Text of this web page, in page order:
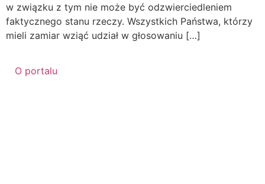
w związku z tym nie może być odzwierciedleniem
faktycznego stanu rzeczy. Wszystkich Państwa, którzy
mieli zamiar wziąć udział w głosowaniu […]
O portalu